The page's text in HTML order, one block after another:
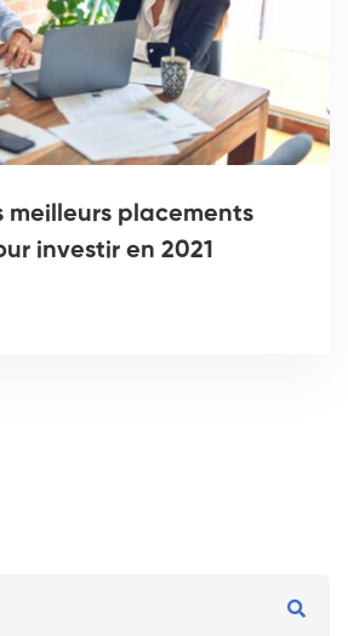
meilleurs placements
investir en 2021